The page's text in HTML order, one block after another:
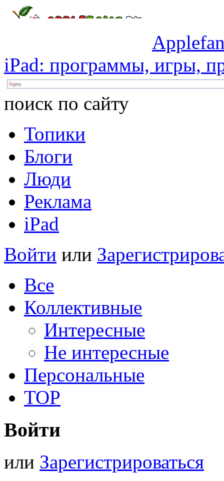
iPad: программы, игры,
поиск по сайту
Топики
Блоги
Люди
Реклама
iPad
Войти или
Все
Коллективные
Интересные
Не интересные
Персональные
TOP
Войти
или Зарегистрироваться